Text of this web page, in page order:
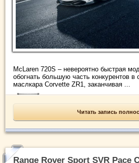
McLaren 720S – невероятно быстрая
обогнать большую часть конкурентов в
маслкара Corvette ZR1, заканчивая ...
Читать запись
Range Rover Sport SVR Pace